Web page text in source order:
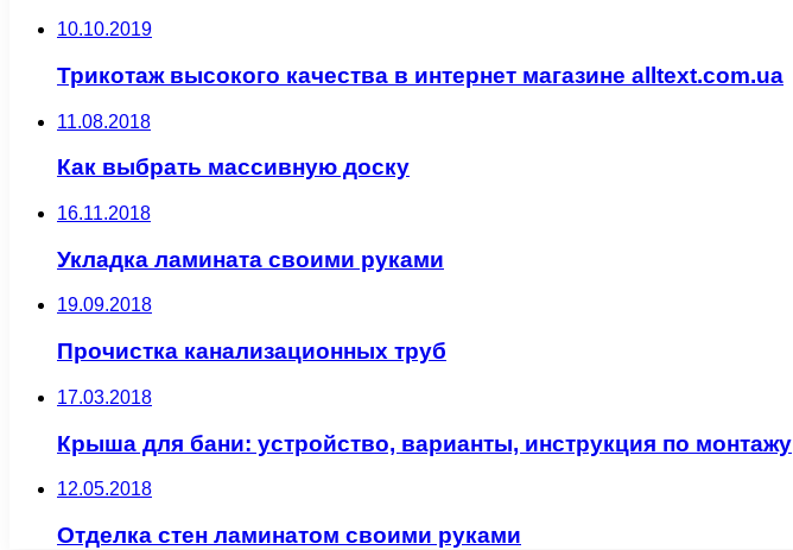
10.10.2019
Трикотаж высокого качества в интернет магазине alltext.com.ua
11.08.2018
Как выбрать массивную доску
16.11.2018
Укладка ламината своими руками
19.09.2018
Прочистка канализационных труб
17.03.2018
Крыша для бани: устройство, варианты, инструкция по монтажу
12.05.2018
Отделка стен ламинатом своими руками